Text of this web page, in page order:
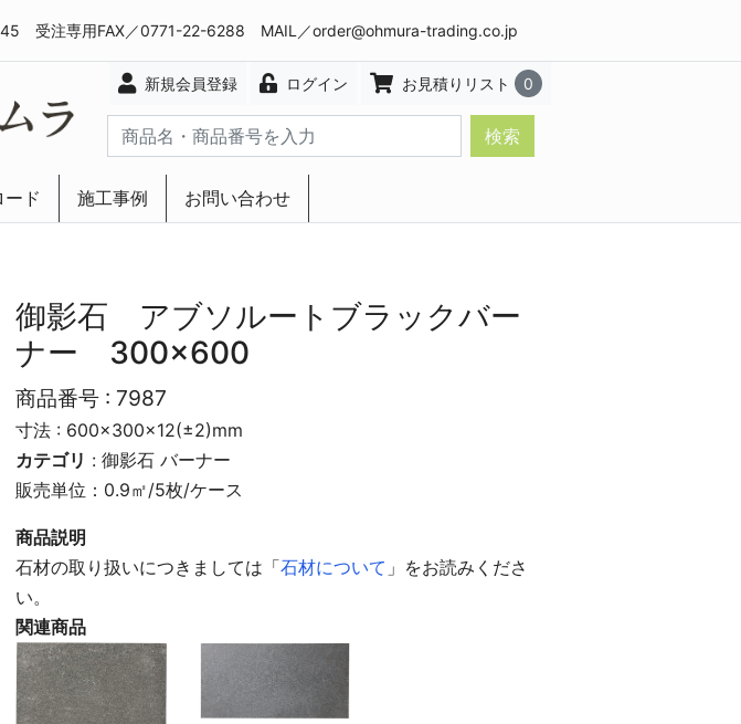
受注専用FAX／0771-22-6288 MAIL／order@ohmura-trading.co.jp
新規会員登録 ログイン お見積りリスト 0
検索
ード 施工事例 お問い合わせ
御影石 アブソルートブラックバー
ナー 300×600
商品番号 : 7987
寸法 : 600×300×12(±2)mm
カテゴリ : 御影石 バーナー
販売単位：0.9㎡/5枚/ケース
商品説明
石材の取り扱いにつきましては「石材について 」をお読みくださ
い。
関連商品